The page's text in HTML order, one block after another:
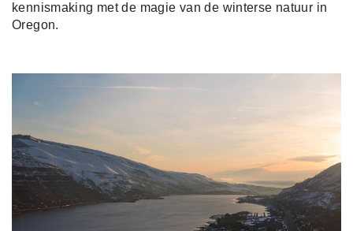
kennismaking met de magie van de winterse natuur in
Oregon.